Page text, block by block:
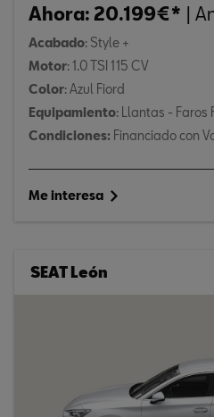
Ahora: 20.199€* |
Acabado: Style +
Motor: 1.0 TSI 115 CV
Color: Azul Fiord
Equipamiento: Llantas - Faros
Condiciones: Financiado con
Me interesa
SEAT León